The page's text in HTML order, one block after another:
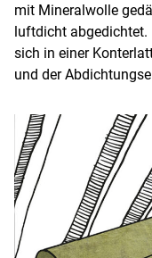
mit Mineralwolle
luftdicht abgedichtet.
sich in einer
und der